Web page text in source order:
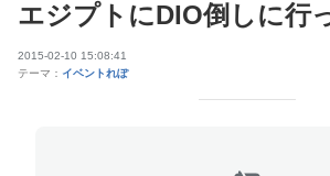
エジプトにDIO倒しに行
2015-02-10 15:08:41
テーマ： イベントれぽ